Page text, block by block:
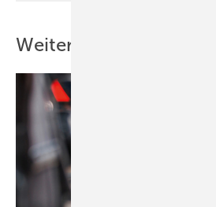
Weitere Inhalte